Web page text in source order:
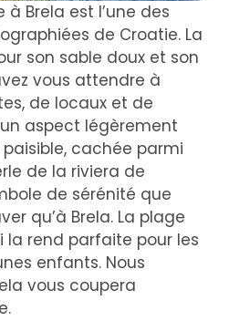
Brela est l’une des
de Croatie. La
son sable doux et son
vous attendre à
de locaux et de
aspect légèrement
cachée parmi
de la riviera de
de sérénité que
qu’à Brela. La plage
la rend parfaite pour les
enfants. Nous
vous coupera